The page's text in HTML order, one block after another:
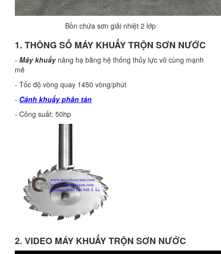
Bồn chứa sơn giải nhiệt 2 lớp
1. THÔNG SỐ MÁY KHUẤY TRỘN SƠN NƯỚC
- Máy khuấy nâng hạ bằng hệ thống thủy lực vô cùng mạnh
mẽ
- Tốc độ vòng quay 1450 vòng/phút
- Cánh khuấy phân tán
- Công suất: 50hp
2. VIDEO MÁY KHUẤY TRỘN SƠN NƯỚC